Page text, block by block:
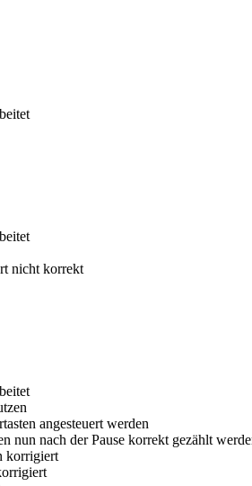
nicht korrekt
angesteuert werden
nun nach der Pause korrekt gezählt
korrigiert